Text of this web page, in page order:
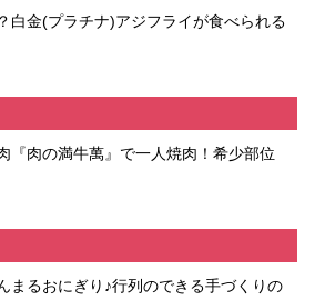
白金(プラチナ)アジフライが食べられる
『肉の満牛萬』で一人焼肉！希少部位
まるおにぎり♪行列のできる手づくりの